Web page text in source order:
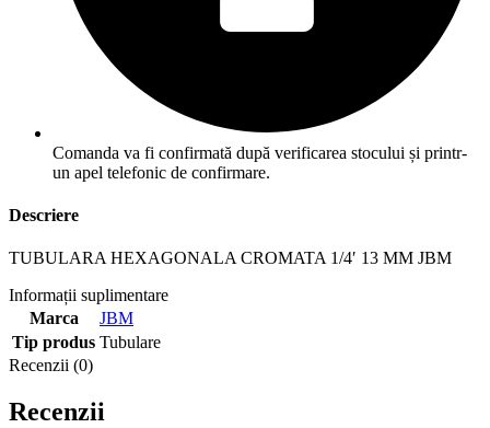
Comanda va fi confirmată după verificarea stocului și printr-
un apel telefonic de confirmare.
Descriere
TUBULARA HEXAGONALA CROMATA 1/4′ 13 MM JBM
Informații suplimentare
Marca
JBM
Tip produs Tubulare
Recenzii (0)
Recenzii